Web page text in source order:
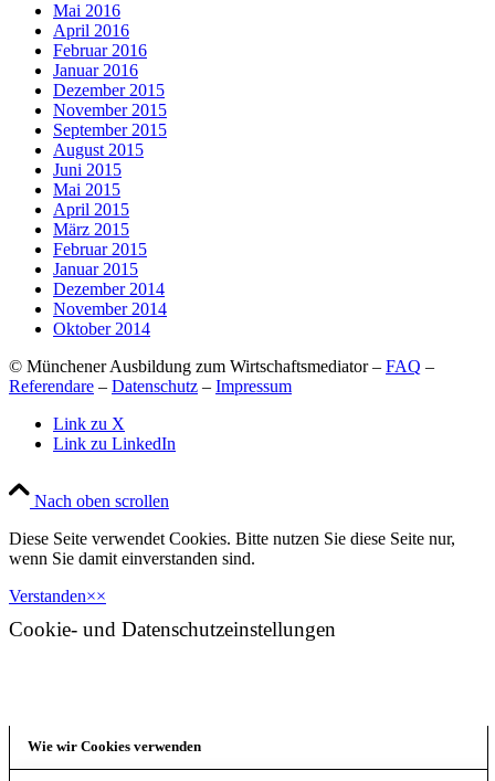
Mai 2016
April 2016
Februar 2016
Januar 2016
Dezember 2015
November 2015
September 2015
August 2015
Juni 2015
Mai 2015
April 2015
März 2015
Februar 2015
Januar 2015
Dezember 2014
November 2014
Oktober 2014
© Münchener Ausbildung zum Wirtschaftsmediator – FAQ –
Referendare – Datenschutz – Impressum
Link zu X
Link zu LinkedIn
Nach oben scrollen
Diese Seite verwendet Cookies. Bitte nutzen Sie diese Seite nur,
wenn Sie damit einverstanden sind.
Verstanden××
Cookie- und Datenschutzeinstellungen
Wie wir Cookies verwenden